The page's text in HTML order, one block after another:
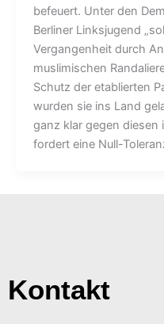
befeuert. Unter den
Berliner Linksjugend
Vergangenheit durch
muslimischen
Schutz der etablierten
wurden sie ins Land
ganz klar gegen
fordert eine Null-
Kontakt